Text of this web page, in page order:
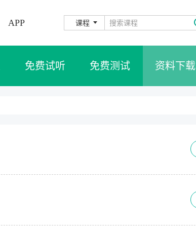
APP 课程
免费试听 免费测试 资料下载